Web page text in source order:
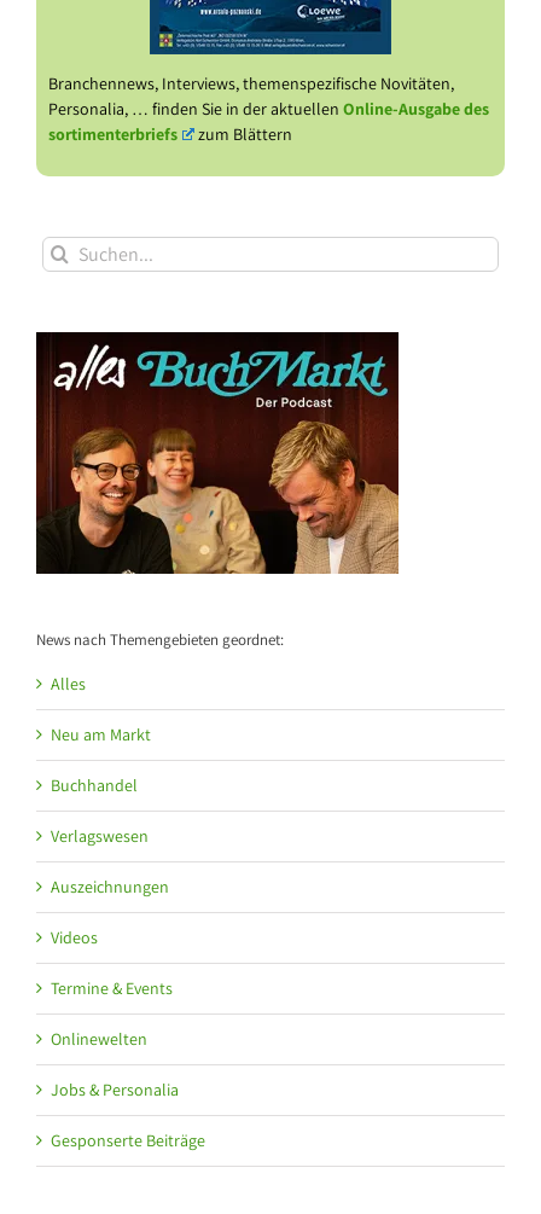
Branchennews, Interviews, themenspezifische Novitäten,
Personalia, … finden Sie in der aktuellen Online-Ausgabe des
sortimenterbriefs
zum Blättern
Suche
nach:
News nach Themengebieten geordnet:
Alles
Neu am Markt
Buchhandel
Verlagswesen
Auszeichnungen
Videos
Termine & Events
Onlinewelten
Jobs & Personalia
Gesponserte Beiträge